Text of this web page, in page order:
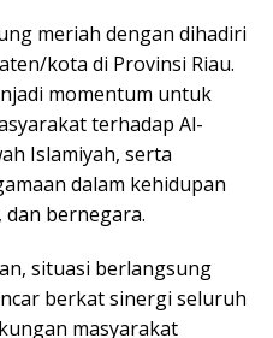
meriah dengan dihadiri
kota di Provinsi Riau.
momentum untuk
terhadap Al-
Islamiyah, serta
dalam kehidupan
bernegara.
situasi berlangsung
berkat sinergi seluruh
masyarakat